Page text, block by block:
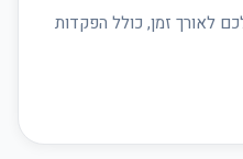
לאורך זמן, כולל הפקדות